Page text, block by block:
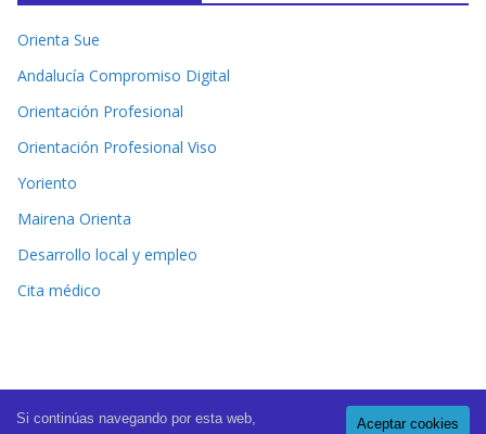
Orienta Sue
Andalucía Compromiso Digital
Orientación Profesional
Orientación Profesional Viso
Yoriento
Mairena Orienta
Desarrollo local y empleo
Cita médico
Aceptar cookies
Si continúas navegando por esta web,